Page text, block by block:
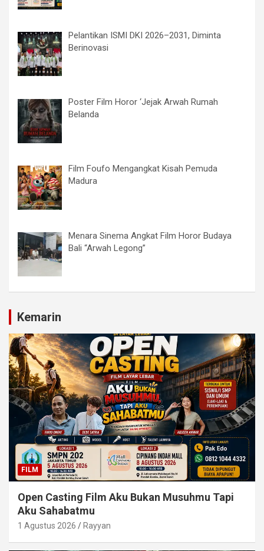
Pelantikan ISMI DKI 2026–2031, Diminta
Berinovasi
Poster Film Horor ‘Jejak Arwah Rumah
Belanda
Film Foufo Mengangkat Kisah Pemuda
Madura
Menara Sinema Angkat Film Horor Budaya
Bali “Arwah Legong”
Kemarin
FILM
Open Casting Film Aku Bukan Musuhmu Tapi
Aku Sahabatmu
1 Agustus 2026 Rayyan